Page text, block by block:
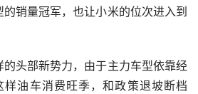
销量冠军，也让小米的位次进入到
头部新势力，由于主力车型依靠经
样油车消费旺季，和政策退坡断档